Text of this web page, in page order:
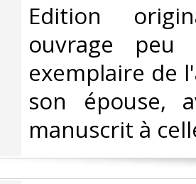
‎Edition
ouvrage peu
exemplaire de
son épouse,
manuscrit à